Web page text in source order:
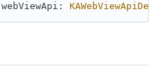
webViewApi: